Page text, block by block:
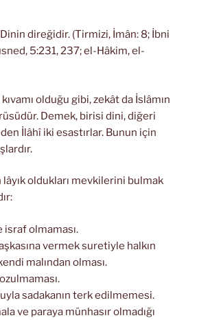
direğidir. (Tirmizi, İmân: 8; İbni
5:231, 237; el-Hâkim, el-
olduğu gibi, zekât da İslâmın
Demek, birisi dini, diğeri
İlâhî iki esastırlar. Bunun için
lâyık oldukları mevkilerini bulmak
israf olmaması.
vermek suretiyle halkın
malından olması.
sadakanın terk edilmemesi.
ve paraya münhasır olmadığı